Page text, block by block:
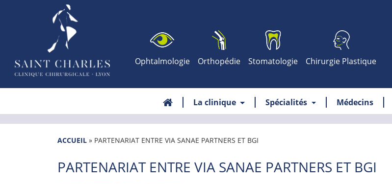
Ophtalmologie Orthopédie Stomatologie Chirurgie Plastique
La clinique Spécialités Médecins
ACCUEIL » PARTENARIAT ENTRE VIA SANAE PARTNERS ET BGI
PARTENARIAT ENTRE VIA SANAE PARTNERS ET BGI